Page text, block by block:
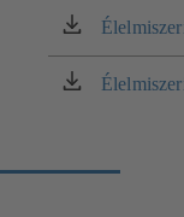
(új
lapon
nyílik
(új